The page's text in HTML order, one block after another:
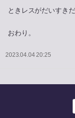
ときレスがだいすき
おわり。
2023.04.04 20:25